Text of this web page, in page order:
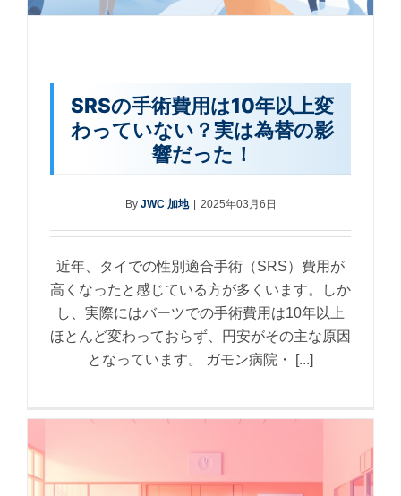
SRSの手術費用は10年以上変
わっていない？実は為替の影
響だった！
By JWC 加地 | 2025年03月6日
近年、タイでの性別適合手術（SRS）費用が
高くなったと感じている方が多くいます。しか
し、実際にはバーツでの手術費用は10年以上
ほとんど変わっておらず、円安がその主な原因
となっています。 ガモン病院・ [...]